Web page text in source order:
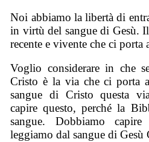
Noi abbiamo la libertà di
in virtù del sangue di Gesù.
recente e vivente che ci porta
Voglio considerare in che
Cristo è la via che ci porta
sangue di Cristo questa
capire questo, perché la
sangue. Dobbiamo
leggiamo dal sangue di Gesù